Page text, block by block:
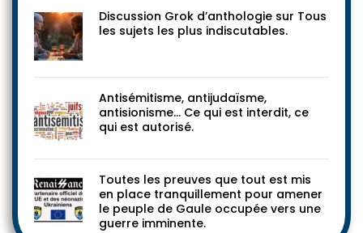
Discussion Grok d’anthologie sur Tous
les sujets les plus indiscutables.
Antisémitisme, antijudaïsme,
antisionisme… Ce qui est interdit, ce
qui est autorisé.
Toutes les preuves que tout est mis
en place tranquillement pour amener
le peuple de Gaule occupée vers une
guerre imminente.